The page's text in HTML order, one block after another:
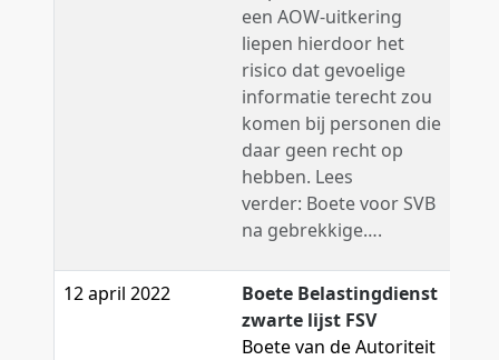
een AOW-uitkering
liepen hierdoor het
risico dat gevoelige
informatie terecht zou
komen bij personen die
daar geen recht op
hebben. Lees
verder: Boete voor SVB
na gebrekkige….
12 april 2022
Boete Belastingdienst
zwarte lijst FSV
Boete van de Autoriteit